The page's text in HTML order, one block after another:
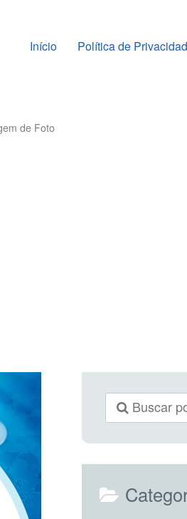
Pular para o conteúdo
Início Política de
de Foto